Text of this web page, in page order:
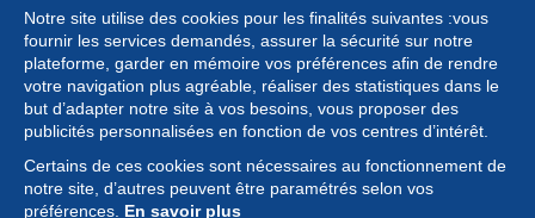
Notre site utilise des cookies pour les finalités suivantes :vous
fournir les services demandés, assurer la sécurité sur notre
plateforme, garder en mémoire vos préférences afin de rendre
votre navigation plus agréable, réaliser des statistiques dans le
but d’adapter notre site à vos besoins, vous proposer des
publicités personnalisées en fonction de vos centres d’intérêt.
Certains de ces cookies sont nécessaires au fonctionnement de
notre site, d’autres peuvent être paramétrés selon vos
préférences. En savoir plus
Collection
Actualités